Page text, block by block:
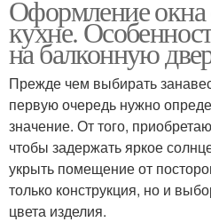
Оформление окна
кухне.
на балконную
Прежде чем выбирать
первую очередь нужно
значение. От того,
чтобы задержать яркое
укрыть помещение от
только конструкция, но и
цвета изделия.